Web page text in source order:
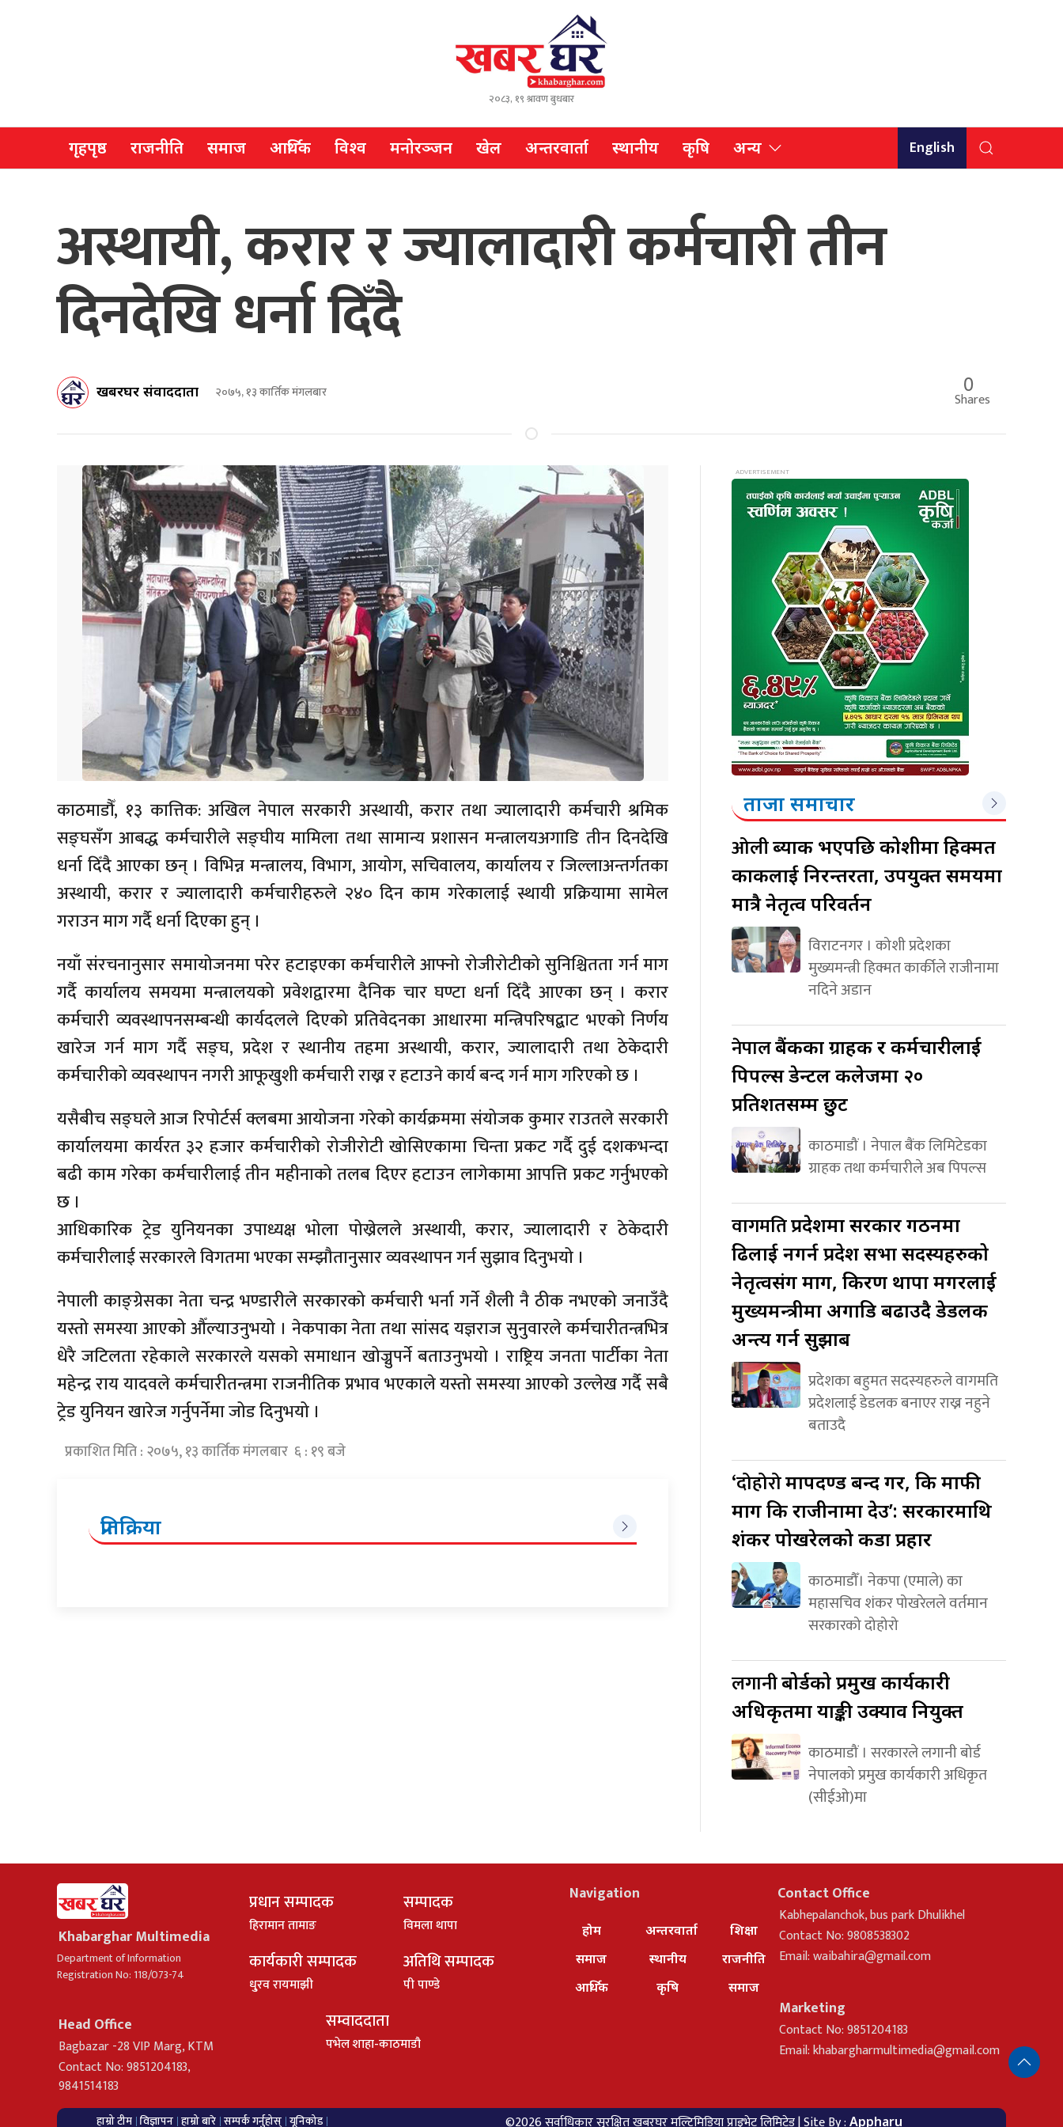
२०८३, १९ श्रावण बुधबार
गृहपृष्ठ राजनीति समाज आर्थिक विश्व मनोरञ्जन खेल अन्तरवार्ता स्थानीय कृषि अन्य English
अस्थायी, करार र ज्यालादारी कर्मचारी तीन
दिनदेखि धर्ना दिँदै
खबरघर संवाददाता २०७५, १३ कार्तिक मंगलबार 0
Shares
काठमाडौँ, १३ कात्तिक: अखिल नेपाल सरकारी अस्थायी, करार तथा ज्यालादारी कर्मचारी श्रमिक
सङ्घसँग आबद्ध कर्मचारीले सङ्घीय मामिला तथा सामान्य प्रशासन मन्त्रालयअगाडि तीन दिनदेखि
धर्ना दिँदै आएका छन् । विभिन्न मन्त्रालय, विभाग, आयोग, सचिवालय, कार्यालय र जिल्लाअन्तर्गतका
अस्थायी, करार र ज्यालादारी कर्मचारीहरुले २४० दिन काम गरेकालाई स्थायी प्रक्रियामा सामेल
गराउन माग गर्दै धर्ना दिएका हुन् ।
नयाँ संरचनानुसार समायोजनमा परेर हटाइएका कर्मचारीले आफ्नो रोजीरोटीको सुनिश्चितता गर्न माग
गर्दै कार्यालय समयमा मन्त्रालयको प्रवेशद्वारमा दैनिक चार घण्टा धर्ना दिँदै आएका छन् । करार
कर्मचारी व्यवस्थापनसम्बन्धी कार्यदलले दिएको प्रतिवेदनका आधारमा मन्त्रिपरिषद्बाट भएको निर्णय
खारेज गर्न माग गर्दै सङ्घ, प्रदेश र स्थानीय तहमा अस्थायी, करार, ज्यालादारी तथा ठेकेदारी
कर्मचारीको व्यवस्थापन नगरी आफूखुशी कर्मचारी राख्न र हटाउने कार्य बन्द गर्न माग गरिएको छ ।
यसैबीच सङ्घले आज रिपोर्टर्स क्लबमा आयोजना गरेको कार्यक्रममा संयोजक कुमार राउतले सरकारी
कार्यालयमा कार्यरत ३२ हजार कर्मचारीको रोजीरोटी खोसिएकामा चिन्ता प्रकट गर्दै दुई दशकभन्दा
बढी काम गरेका कर्मचारीलाई तीन महीनाको तलब दिएर हटाउन लागेकामा आपत्ति प्रकट गर्नुभएको
छ ।
आधिकारिक ट्रेड युनियनका उपाध्यक्ष भोला पोख्रेलले अस्थायी, करार, ज्यालादारी र ठेकेदारी
कर्मचारीलाई सरकारले विगतमा भएका सम्झौतानुसार व्यवस्थापन गर्न सुझाव दिनुभयो ।
नेपाली काङ्ग्रेसका नेता चन्द्र भण्डारीले सरकारको कर्मचारी भर्ना गर्ने शैली नै ठीक नभएको जनाउँदै
यस्तो समस्या आएको औँल्याउनुभयो । नेकपाका नेता तथा सांसद यज्ञराज सुनुवारले कर्मचारीतन्त्रभित्र
धेरै जटिलता रहेकाले सरकारले यसको समाधान खोज्नुपर्ने बताउनुभयो । राष्ट्रिय जनता पार्टीका नेता
महेन्द्र राय यादवले कर्मचारीतन्त्रमा राजनीतिक प्रभाव भएकाले यस्तो समस्या आएको उल्लेख गर्दै सबै
ट्रेड युनियन खारेज गर्नुपर्नेमा जोड दिनुभयो ।
प्रकाशित मिति : २०७५, १३ कार्तिक मंगलबार ६ : १९ बजे
प्रतिक्रिया
ताजा समाचार
ओलीब्याक भएपछि कोशीमा हिक्मत
कार्कीलाई निरन्तरता, उपयुक्त समयमा
मात्रै नेतृत्व परिवर्तन
विराटनगर । कोशी प्रदेशका
मुख्यमन्त्री हिक्मत कार्कीले राजीनामा
नदिने अडान
नेपालबैंकका ग्राहक र कर्मचारीलाई
पिपल्स डेन्टल कलेजमा २०
प्रतिशतसम्म छुट
काठमाडौं । नेपाल बैंक लिमिटेडका
ग्राहक तथा कर्मचारीले अब पिपल्स
वागमतिप्रदेशमा सरकार गठनमा
ढिलाई नगर्न प्रदेश सभा सदस्यहरुको
नेतृत्वसंग माग, किरण थापा मगरलाई
मुख्यमन्त्रीमा अगाडि बढाउदै डेडलक
अन्त्य गर्न सुझाब
प्रदेशका बहुमत सदस्यहरुले वागमति
प्रदेशलाई डेडलक बनाएर राख्न नहुने
बताउदै
‘दोहोरोमापदण्ड बन्द गर, कि माफी
माग कि राजीनामा देउ’: सरकारमाथि
शंकर पोखरेलको कडा प्रहार
काठमाडौँ। नेकपा (एमाले) का
महासचिव शंकर पोखरेलले वर्तमान
सरकारको दोहोरो
लगानीबोर्डको प्रमुख कार्यकारी
अधिकृतमा याङ्की उक्याव नियुक्त
काठमाडौं । सरकारले लगानी बोर्ड
नेपालको प्रमुख कार्यकारी अधिकृत
(सीईओ)मा
Khabarghar Multimedia
Department of Information
Registration No: 118/073-74
Head Office
Bagbazar -28 VIP Marg, KTM
Contact No: 9851204183,
9841514183
प्रधान सम्पादक
हिरामान तामाङ
सम्पादक
विमला थापा
कार्यकारी सम्पादक
धु्रव रायमाझी
अतिथि सम्पादक
पी पाण्डे
सम्वाददाता
पभेल शाहा-काठमाडौ
Navigation
होम
समाज
आर्थिक
अन्तरवार्ता
स्थानीय
कृषि
शिक्षा
राजनीति
समाज
Contact Office
Kabhepalanchok, bus park Dhulikhel
Contact No: 9808538302
Email:waibahira@gmail.com
Marketing
Contact No: 9851204183
Email:khabargharmultimedia@gmail.com
हाम्रो टीम विज्ञापन हाम्रो बारे सम्पर्क गर्नुहोस् यूनिकोड ©2026 सर्वाधिकार सुरक्षित खबरघर मल्टिमिडिया प्राइभेट लिमिटेड | Site By :Appharu